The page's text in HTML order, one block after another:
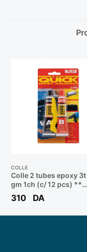
COLLE
Colle 2 tubes epoxy
gm 1ch (c/ 12 pcs) **
ALTECO
310 DA